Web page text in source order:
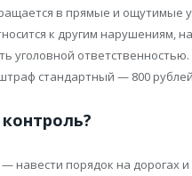
в прямые и
к другим нарушениям,
уголовной
стандартный — 800
навести порядок на дорогах